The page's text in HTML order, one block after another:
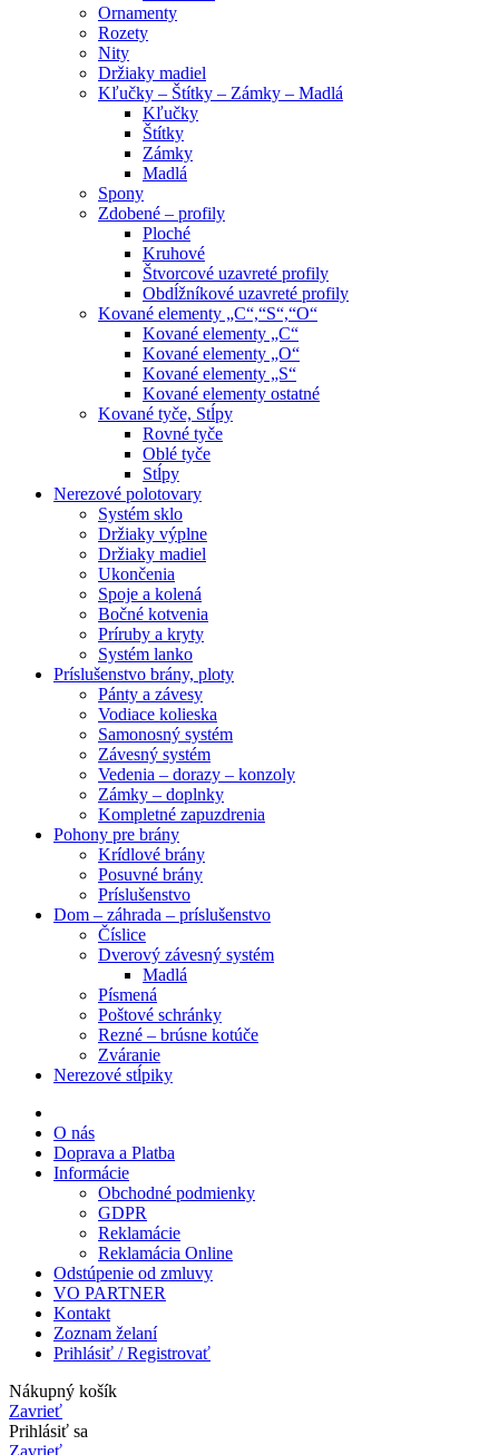
Ornamenty
Rozety
Nity
Držiaky madiel
Kľučky – Štítky – Zámky – Madlá
Kľučky
Štítky
Zámky
Madlá
Spony
Zdobené – profily
Ploché
Kruhové
Štvorcové uzavreté profily
Obdĺžníkové uzavreté profily
Kované elementy „C“,“S“,“O“
Kované elementy „C“
Kované elementy „O“
Kované elementy „S“
Kované elementy ostatné
Kované tyče, Stĺpy
Rovné tyče
Oblé tyče
Stĺpy
Nerezové polotovary
Systém sklo
Držiaky výplne
Držiaky madiel
Ukončenia
Spoje a kolená
Bočné kotvenia
Príruby a kryty
Systém lanko
Príslušenstvo brány, ploty
Pánty a závesy
Vodiace kolieska
Samonosný systém
Závesný systém
Vedenia – dorazy – konzoly
Zámky – doplnky
Kompletné zapuzdrenia
Pohony pre brány
Krídlové brány
Posuvné brány
Príslušenstvo
Dom – záhrada – príslušenstvo
Číslice
Dverový závesný systém
Madlá
Písmená
Poštové schránky
Rezné – brúsne kotúče
Zváranie
Nerezové stĺpiky
O nás
Doprava a Platba
Informácie
Obchodné podmienky
GDPR
Reklamácie
Reklamácia Online
Odstúpenie od zmluvy
VO PARTNER
Kontakt
Zoznam želaní
Prihlásiť / Registrovať
Nákupný košík
Zavrieť
Prihlásiť sa